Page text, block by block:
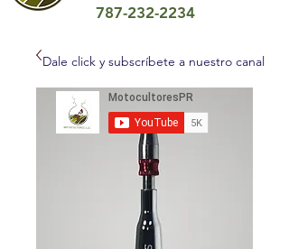
787-232-2234
Dale click y subscríbete a nuestro canal